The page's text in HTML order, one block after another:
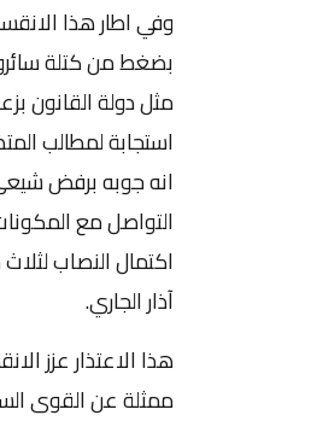
وفي اطار هذا
بضغط من كتلة
مثل دولة القانون
استجابة لمطالب
انه جوبه برفض
التواصل مع
اكتمال النصاب
آذار الجاري.
هذا الاعتذار عزز
ممثلة عن القوى